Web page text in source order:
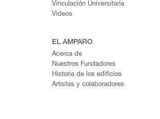
Vinculación Universitaria
Videos
EL AMPARO
Acerca de
Nuestros Fundadores
Historia de los edificios
Artistas y colaboradores